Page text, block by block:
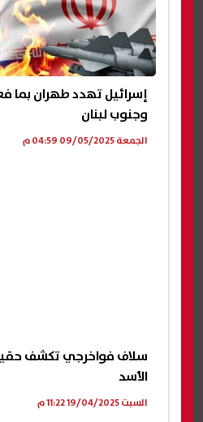
إسرائيل تهدد طهران بما
وجنوب لبنان
الجمعة 09/05/2025 04:59 م
سلاف فواخرجي تكشف
الأسد
السبت 19/04/2025 11:22 م